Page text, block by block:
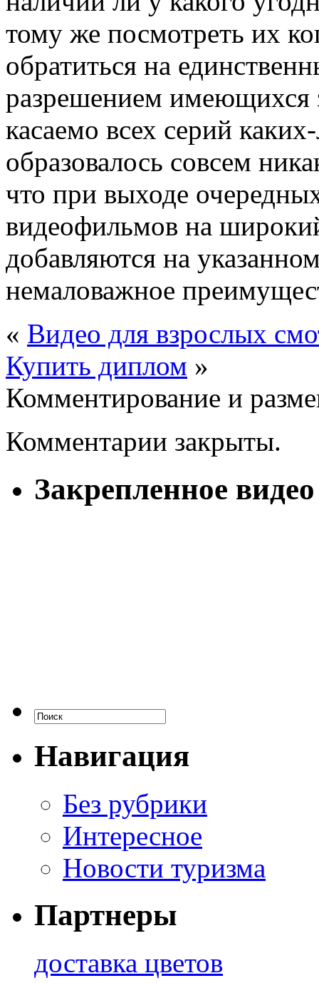
тому же посмотреть их
обратиться на
разрешением имеющихся
касаемо всех серий
образовалось совсем
что при выходе
видеофильмов на
добавляются на
немаловажное
« Видео для взрослых
Купить диплом »
Комментирование и
Комментарии закрыты.
Закрепленное видео
Навигация
Без рубрики
Интересное
Новости туризма
Партнеры
доставка цветов